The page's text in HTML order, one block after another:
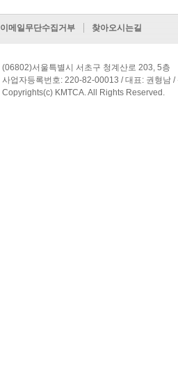
이메일무단수집거부 찾아오시는길
(06802)서울특별시 서초구 청계산로 203, 5층
사업자등록번호: 220-82-00013 / 대표: 권형남
Copyrights(c) KMTCA. All Rights Reserved.